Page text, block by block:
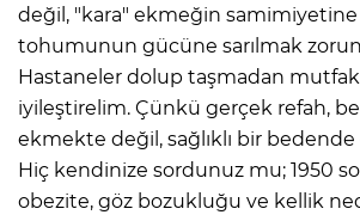
değil, "kara" ekmeğin samimiyetine
tohumunun gücüne sarılmak
Hastaneler dolup taşmadan
iyileştirelim. Çünkü gerçek refah,
ekmekte değil, sağlıklı bir bedende
Hiç kendinize sordunuz mu; 1950
obezite, göz bozukluğu ve kellik